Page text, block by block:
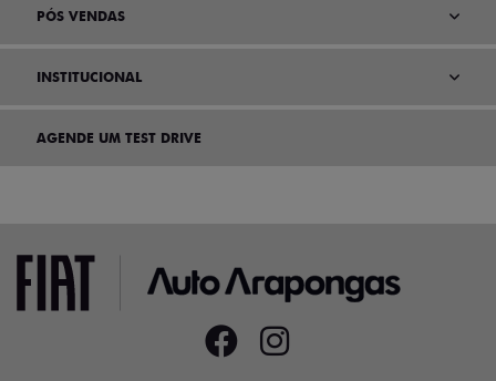
PÓS VENDAS
INSTITUCIONAL
AGENDE UM TEST DRIVE